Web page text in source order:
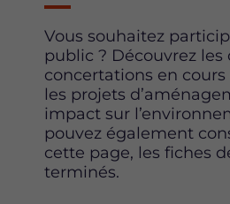
Vous souhaitez
public ? Découvrez les
concertations en
les projets
impact sur
pouvez également
cette page, les fiches
terminés.